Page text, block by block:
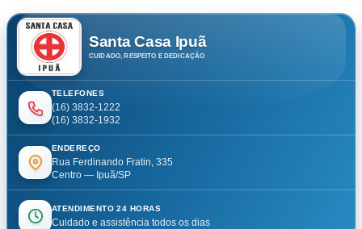
Santa Casa Ipuã
CUIDADO, RESPEITO E DEDICAÇÃO
TELEFONES
(16) 3832-1222
(16) 3832-1932
ENDEREÇO
Rua Ferdinando Fratin, 335
Centro — Ipuã/SP
ATENDIMENTO 24 HORAS
Cuidado e assistência todos os dias